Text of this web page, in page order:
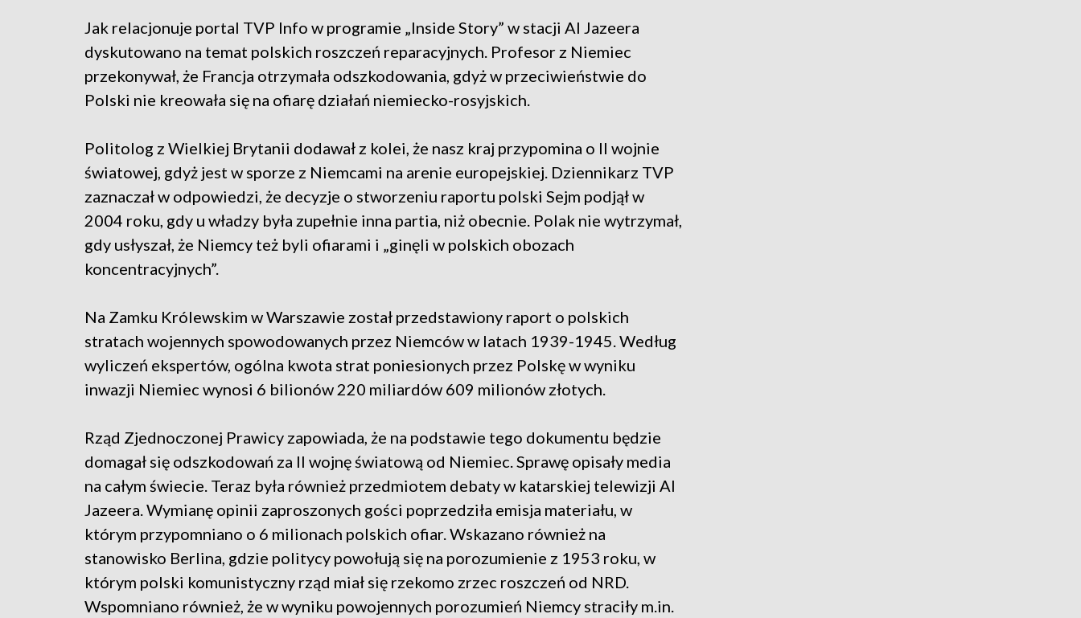
Jak relacjonuje portal TVP Info w programie „Inside Story” w stacji Al Jazeera
dyskutowano na temat polskich roszczeń reparacyjnych. Profesor z Niemiec
przekonywał, że Francja otrzymała odszkodowania, gdyż w przeciwieństwie do
Polski nie kreowała się na ofiarę działań niemiecko-rosyjskich.
Politolog z Wielkiej Brytanii dodawał z kolei, że nasz kraj przypomina o II wojnie
światowej, gdyż jest w sporze z Niemcami na arenie europejskiej. Dziennikarz TVP
zaznaczał w odpowiedzi, że decyzje o stworzeniu raportu polski Sejm podjął w
2004 roku, gdy u władzy była zupełnie inna partia, niż obecnie. Polak nie wytrzymał,
gdy usłyszał, że Niemcy też byli ofiarami i „ginęli w polskich obozach
koncentracyjnych”.
Na Zamku Królewskim w Warszawie został przedstawiony raport o polskich
stratach wojennych spowodowanych przez Niemców w latach 1939-1945. Według
wyliczeń ekspertów, ogólna kwota strat poniesionych przez Polskę w wyniku
inwazji Niemiec wynosi 6 bilionów 220 miliardów 609 milionów złotych.
Rząd Zjednoczonej Prawicy zapowiada, że na podstawie tego dokumentu będzie
domagał się odszkodowań za II wojnę światową od Niemiec. Sprawę opisały media
na całym świecie. Teraz była również przedmiotem debaty w katarskiej telewizji Al
Jazeera. Wymianę opinii zaproszonych gości poprzedziła emisja materiału, w
którym przypomniano o 6 milionach polskich ofiar. Wskazano również na
stanowisko Berlina, gdzie politycy powołują się na porozumienie z 1953 roku, w
którym polski komunistyczny rząd miał się rzekomo zrzec roszczeń od NRD.
Wspomniano również, że w wyniku powojennych porozumień Niemcy straciły m.in.